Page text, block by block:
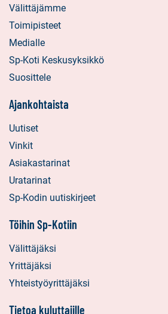
Välittäjämme
Toimipisteet
Medialle
Sp-Koti Keskusyksikkö
Suosittele
Ajankohtaista
Uutiset
Vinkit
Asiakastarinat
Uratarinat
Sp-Kodin uutiskirjeet
Töihin Sp-Kotiin
Välittäjäksi
Yrittäjäksi
Yhteistyöyrittäjäksi
Tietoa kuluttajille